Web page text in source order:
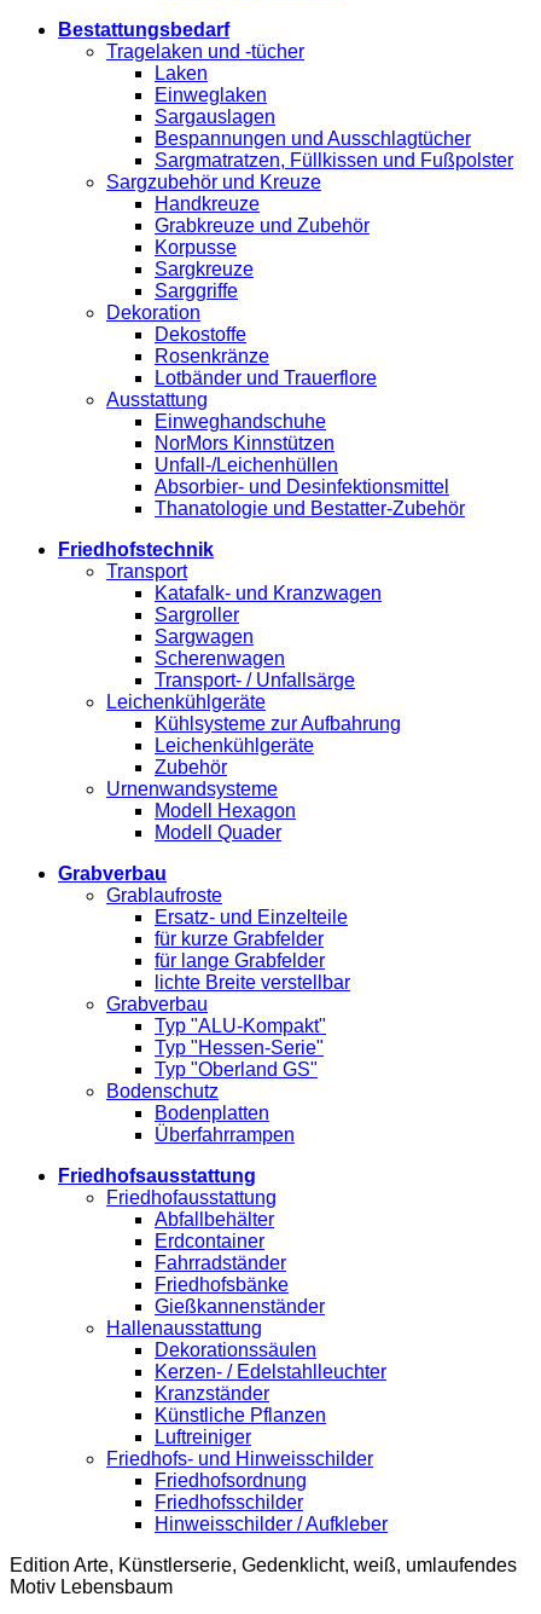
Bestattungsbedarf
Tragelaken und -tücher
Laken
Einweglaken
Sargauslagen
Bespannungen und Ausschlagtücher
Sargmatratzen, Füllkissen und Fußpolster
Sargzubehör und Kreuze
Handkreuze
Grabkreuze und Zubehör
Korpusse
Sargkreuze
Sarggriffe
Dekoration
Dekostoffe
Rosenkränze
Lotbänder und Trauerflore
Ausstattung
Einweghandschuhe
NorMors Kinnstützen
Unfall-/Leichenhüllen
Absorbier- und Desinfektionsmittel
Thanatologie und Bestatter-Zubehör
Friedhofstechnik
Transport
Katafalk- und Kranzwagen
Sargroller
Sargwagen
Scherenwagen
Transport- / Unfallsärge
Leichenkühlgeräte
Kühlsysteme zur Aufbahrung
Leichenkühlgeräte
Zubehör
Urnenwandsysteme
Modell Hexagon
Modell Quader
Grabverbau
Grablaufroste
Ersatz- und Einzelteile
für kurze Grabfelder
für lange Grabfelder
lichte Breite verstellbar
Grabverbau
Typ "ALU-Kompakt"
Typ "Hessen-Serie"
Typ "Oberland GS"
Bodenschutz
Bodenplatten
Überfahrrampen
Friedhofsausstattung
Friedhofausstattung
Abfallbehälter
Erdcontainer
Fahrradständer
Friedhofsbänke
Gießkannenständer
Hallenausstattung
Dekorationssäulen
Kerzen- / Edelstahlleuchter
Kranzständer
Künstliche Pflanzen
Luftreiniger
Friedhofs- und Hinweisschilder
Friedhofsordnung
Friedhofsschilder
Hinweisschilder / Aufkleber
Edition Arte, Künstlerserie, Gedenklicht, weiß, umlaufendes
Motiv Lebensbaum